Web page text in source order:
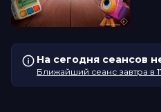
На сегодня сеансов
Ближайший сеанс завтра в